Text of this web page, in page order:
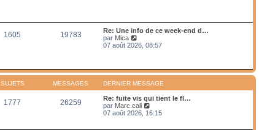
s
a
g
e
e
r
e
a
g
e
d
e
r
n
r
e
s
s
a
g
1605 19783
Re: Une info de ce week-end d…
par Mica
o
e
d
r
n
i
e
07 août 2026, 08:57
SUJETS MESSAGES DERNIER MESSAGE
1777 26259
Re: fuite vis qui tient le fl…
par Marc.cali
o
07 août 2026, 16:15